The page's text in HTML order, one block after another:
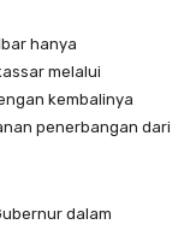
hanya
melalui
kembalinya
penerbangan dari
dalam